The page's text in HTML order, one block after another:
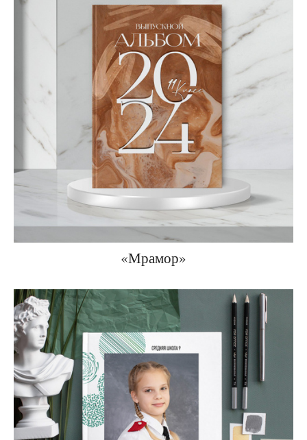
«Мрамор»